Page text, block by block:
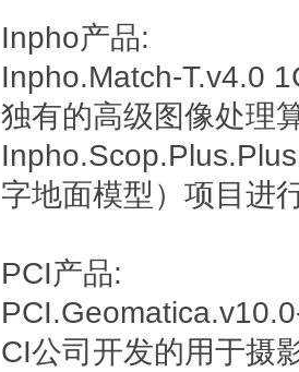
Inpho产品:
Inpho.Match-T.v4.0
独有的高级图像处理
字地面模型）项目进
PCI产品:
CI公司开发的用于摄